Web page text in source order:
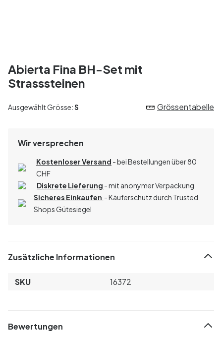
Abierta Fina BH-Set mit
Strasssteinen
Ausgewählt Grösse:S Grössentabelle
Wir versprechen
Kostenloser Versand - bei Bestellungen über 80
CHF
Diskrete Lieferung - mit anonymer Verpackung
Sicheres Einkaufen - Käuferschutz durch Trusted
Shops Gütesiegel
Zusätzliche Informationen
SKU 16372
Bewertungen